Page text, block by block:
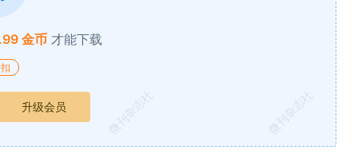
金币 才能下载
升级会员 微刊杂志社 微刊杂志社